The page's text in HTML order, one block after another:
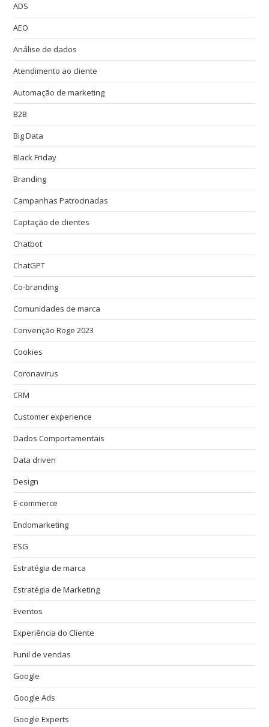
ADS
AEO
Análise de dados
Atendimento ao cliente
Automação de marketing
B2B
Big Data
Black Friday
Branding
Campanhas Patrocinadas
Captação de clientes
Chatbot
ChatGPT
Co-branding
Comunidades de marca
Convenção Roge 2023
Cookies
Coronavirus
CRM
Customer experience
Dados Comportamentais
Data driven
Design
E-commerce
Endomarketing
ESG
Estratégia de marca
Estratégia de Marketing
Eventos
Experiência do Cliente
Funil de vendas
Google
Google Ads
Google Experts